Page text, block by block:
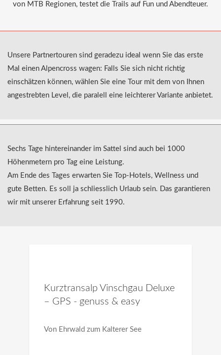
von MTB Regionen, testet die Trails auf Fun und Abendteuer.
Unsere Partnertouren sind geradezu ideal wenn Sie das erste
Mal einen Alpencross wagen: Falls Sie sich nicht richtig
einschätzen können, wählen Sie eine Tour mit dem von Ihnen
angestrebten Level, die paralell eine leichterer Variante anbietet.
Sechs Tage hintereinander im Sattel sind auch bei 1000
Höhenmetern pro Tag eine Leistung.
Am Ende des Tages erwarten Sie Top-Hotels, Wellness und
gute Betten. Es soll ja schliesslich Urlaub sein. Das garantieren
wir mit unserer Erfahrung seit 1990.
Kurztransalp Vinschgau Deluxe
– GPS - genuss & easy
Von Ehrwald zum Kalterer See